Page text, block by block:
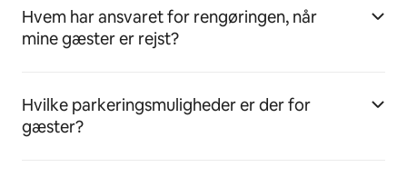
Hvem har ansvaret for rengøringen, når
mine gæster er rejst?
Hvilke parkeringsmuligheder er der for
gæster?